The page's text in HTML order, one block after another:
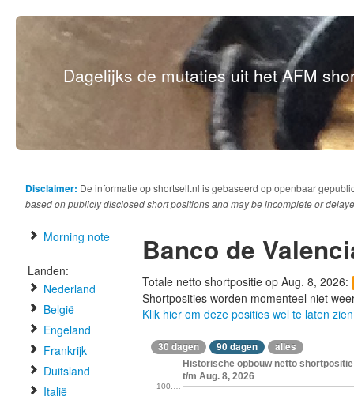
Dagelijks de mutaties uit het AFM
Disclaimer: De informatie op shortsell.nl is gebaseerd op openbaar
based on publicly disclosed short positions and may be incomplete or
Morning note
Landen:
Nederland
België
Engeland
Frankrijk
Duitsland
Italië
Banco de
Totale netto shortpositie op Aug. 8, 2026:
Shortposities worden momenteel niet
Klik hier om deze posities wel te laten zien
30 dagen 90 dagen alles
Historische opbouw netto
t/m Aug. 8, 2026
100.…